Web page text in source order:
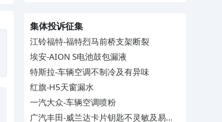
集体投诉征集
江铃福特-福特烈马前桥支架断裂
埃安-AION S电池鼓包漏液
特斯拉-车辆空调不制冷及有异味
红旗-H5天窗漏水
一汽大众-车辆空调喷粉
广汽丰田-威兰达卡片钥匙不灵敏及易消